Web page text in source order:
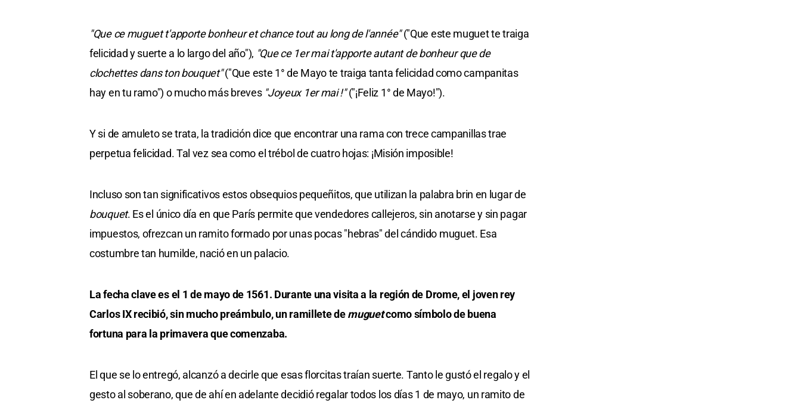
"Que ce muguet t'apporte bonheur et chance tout au long de l'année"("Que este muguet te traiga
felicidad y suerte a lo largo del año"), "Que ce 1er mai t'apporte autant de bonheur que de
clochettes dans ton bouquet"("Que este 1° de Mayo te traiga tanta felicidad como campanitas
hay en tu ramo") o mucho más breves "Joyeux 1er mai !"("¡Feliz 1° de Mayo!").
Y si de amuleto se trata, la tradición dice que encontrar una rama con trece campanillas trae
perpetua felicidad. Tal vez sea como el trébol de cuatro hojas: ¡Misión imposible!
Incluso son tan significativos estos obsequios pequeñitos, que utilizan la palabra brin en lugar de
bouquet. Es el único día en que París permite que vendedores callejeros, sin anotarse y sin pagar
impuestos, ofrezcan un ramito formado por unas pocas "hebras" del cándido muguet. Esa
costumbre tan humilde, nació en un palacio.
La fecha clave es el 1 de mayo de 1561. Durante una visita a la región de Drome, el joven rey
Carlos IX recibió, sin mucho preámbulo, un ramillete demuguetcomo símbolo de buena
fortuna para la primavera que comenzaba.
El que se lo entregó, alcanzó a decirle que esas florcitas traían suerte. Tanto le gustó el regalo y el
gesto al soberano, que de ahí en adelante decidió regalar todos los días 1 de mayo, un ramito de